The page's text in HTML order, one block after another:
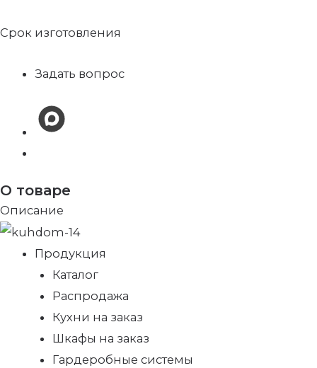
Срок изготовления
Задать вопрос
О товаре
Описание
Продукция
Каталог
Распродажа
Кухни на заказ
Шкафы на заказ
Гардеробные системы